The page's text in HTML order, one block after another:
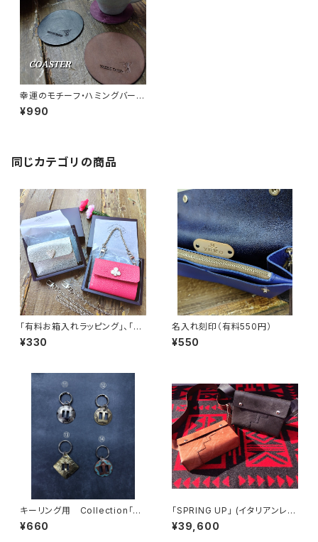
幸運のモチーフ・ハミングバード
入 味わいと愛着が深まる 『 コ
ースター』 イタリア IL PONT
¥990
同じカテゴリの商品
「有料お箱入れラッピング」、「特
製袋入れラッピング」はこちらか
らご注文ください。
¥330
名入れ刻印（有料550円）
¥550
キーリング用 Collection「コ
ンチョ チャーム」 スター、スク
エア 型
¥660
「SPRING UP」 (イタリアンレザ
¥39,600